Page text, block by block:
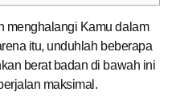
menghalangi Kamu dalam
itu, unduhlah beberapa
berat badan di bawah ini
maksimal.